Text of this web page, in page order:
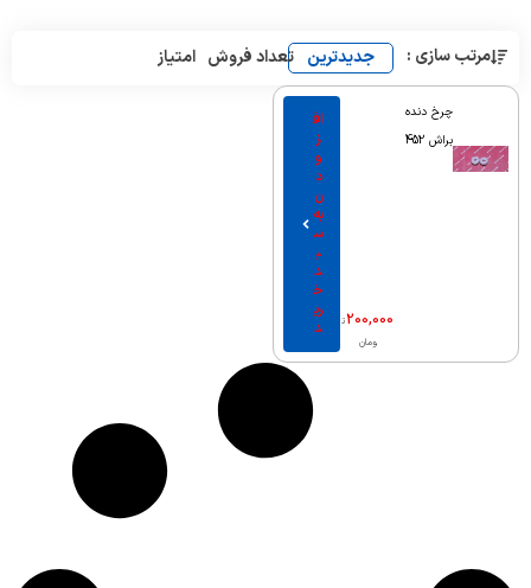
مرتب سازی : جدیدترین تعداد فروش امتیاز
چرخ دنده
براش 452
200,000ت
ومان
اف
ز
و
د
ن
به
س
ب
د
خ
ری
د